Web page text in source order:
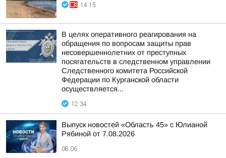
14:15
В целях оперативного реагирования на
обращения по вопросам защиты прав
несовершеннолетних от преступных
посягательств в следственном управлении
Следственного комитета Российской
Федерации по Курганской области
осуществляется...
12:34
Выпуск новостей «Область 45» с Юлианой
Рябиной от 7.08.2026
08:06